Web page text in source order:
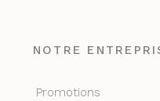
NOTRE
Promotions